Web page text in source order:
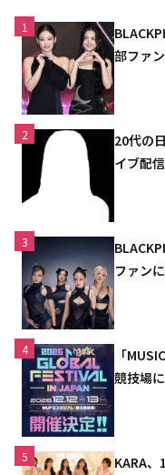
1
部ファ
2
20代の
イブ配
3
ファン
4
「
競技場
5
KARA、